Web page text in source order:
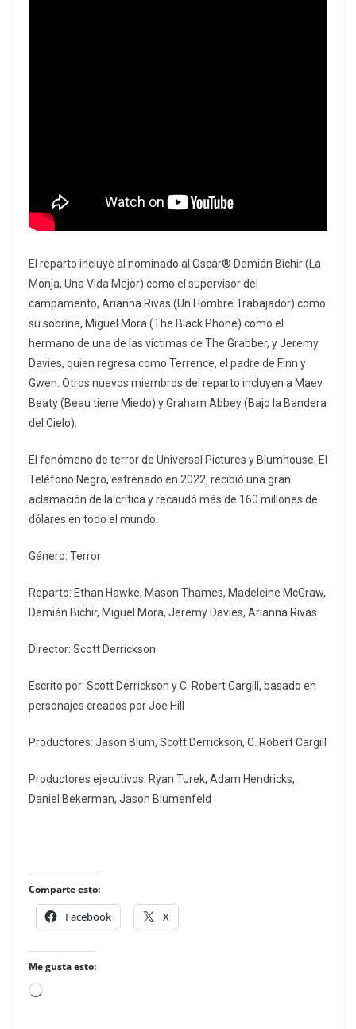
El reparto incluye al nominado al Oscar® Demián Bichir (La
Monja, Una Vida Mejor) como el supervisor del
campamento, Arianna Rivas (Un Hombre Trabajador) como
su sobrina, Miguel Mora (The Black Phone) como el
hermano de una de las víctimas de The Grabber, y Jeremy
Davies, quien regresa como Terrence, el padre de Finn y
Gwen. Otros nuevos miembros del reparto incluyen a Maev
Beaty (Beau tiene Miedo) y Graham Abbey (Bajo la Bandera
del Cielo).
El fenómeno de terror de Universal Pictures y Blumhouse, El
Teléfono Negro, estrenado en 2022, recibió una gran
aclamación de la crítica y recaudó más de 160 millones de
dólares en todo el mundo.
Género: Terror
Reparto: Ethan Hawke, Mason Thames, Madeleine McGraw,
Demián Bichir, Miguel Mora, Jeremy Davies, Arianna Rivas
Director: Scott Derrickson
Escrito por: Scott Derrickson y C. Robert Cargill, basado en
personajes creados por Joe Hill
Productores: Jason Blum, Scott Derrickson, C. Robert Cargill
Productores ejecutivos: Ryan Turek, Adam Hendricks,
Daniel Bekerman, Jason Blumenfeld
Comparte esto:
Facebook X
Me gusta esto:
Loading…